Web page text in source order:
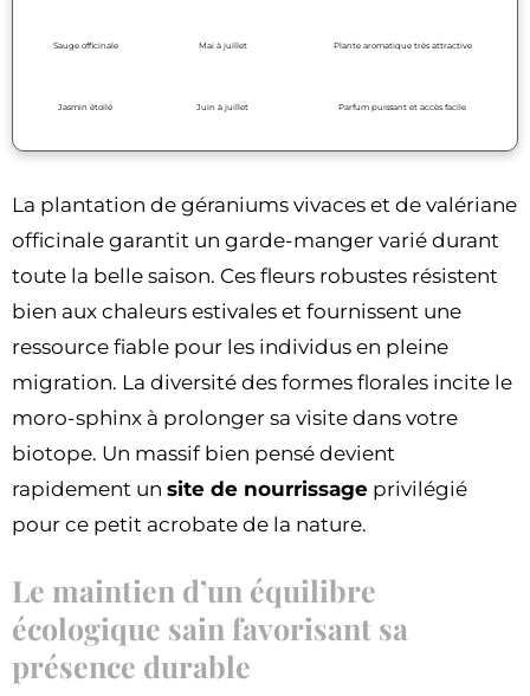
Sauge officinale Mai à juillet Plante aromatique très attractive
Jasmin étoilé Juin à juillet Parfum puissant et accès facile
La plantation de géraniums vivaces et de valériane
officinale garantit un garde-manger varié durant
toute la belle saison. Ces fleurs robustes résistent
bien aux chaleurs estivales et fournissent une
ressource fiable pour les individus en pleine
migration. La diversité des formes florales incite le
moro-sphinx à prolonger sa visite dans votre
biotope. Un massif bien pensé devient
rapidement un site de nourrissage privilégié
pour ce petit acrobate de la nature.
Le maintien d’un équilibre
écologique sain favorisant sa
présence durable